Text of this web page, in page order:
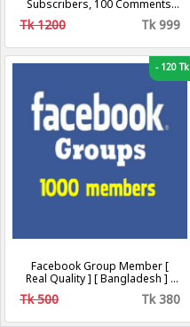
Subscribers, 100 Comments,
100 likes, views, watch time
Tk 1200 Tk 999
-120 Tk
Facebook Group Member [
Real Quality ] [ Bangladesh ] [
Tk 500 Tk 380